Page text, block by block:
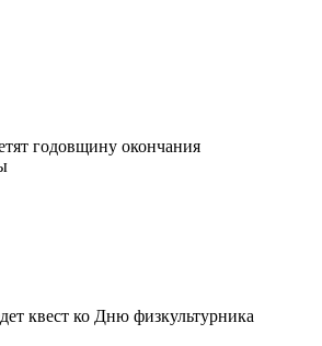
годовщину окончания
квест ко Дню физкультурника